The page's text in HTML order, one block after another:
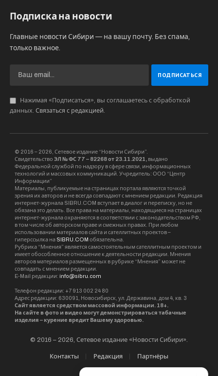
Подписка на новости
Главные новости Сибири — на вашу почту. Без спама,
только важное.
Нажимая «Подписаться», вы соглашаетесь с обработкой
данных. Связаться с редакцией
© 2016 – 2026, Сетевое издание “Новости Сибири”.
Свидетельство ЭЛ № ФС 77 – 82268 от 23.11.2021, выдано
Федеральной службой по надзору в сфере связи, информационных
технологий и массовых коммуникаций. Учредитель: ООО “Центр
Информации”
Материалы, публикуемые на страницах портала являются точкой
зрения их авторов и не всегда совпадают с мнением редакции. Редакция
интернет-журнала SIBRU.COM вступает в диалог и переписку, но не
обязана это делать. Все права на материалы, находящиеся на страницах
интернет-журнала охраняются в соответствии с законодательством РФ,
в том числе об авторском праве и смежных правах. При любом
использовании материалов сайта и сателлитных проектов –
гиперссылка на SIBRU.COM обязательна.
Рубрика “Мнения” является самостоятельным сателлитным проектом и
имеет обособленное отношение к деятельности редакции. Мнения
авторов материалов размещенных в рубрике “Мнения” может не
совпадать с мнением редакции.
E-Mail редакции: info@sibru.com
Телефон редакции: +7 913 002 24 80
Адрес редакции: 630091, Новосибирск, ул. Державина, дом 4, кв. 3
Сайт является средством массовой информации. 18+.
На сайте в фото и видео могут демонстрироваться табачные
изделия – курение вредит Вашему здоровью.
© 2016 – 2026, Сетевое издание «Новости Сибири».
Контакты Редакция Партнёры